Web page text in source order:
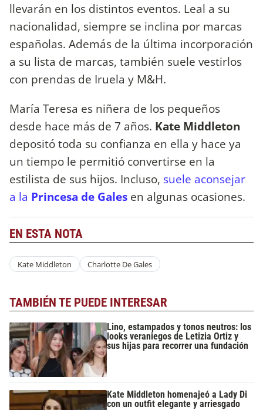
llevarán en los distintos eventos. Leal a su
nacionalidad, siempre se inclina por marcas
españolas. Además de la última incorporación
a su lista de marcas, también suele vestirlos
con prendas de Iruela y M&H.
María Teresa es niñera de los pequeños
desde hace más de 7 años. Kate Middleton
depositó toda su confianza en ella y hace ya
un tiempo le permitió convertirse en la
estilista de sus hijos. Incluso, suele aconsejar
a la Princesa de Gales en algunas ocasiones.
EN ESTA NOTA
Kate Middleton Charlotte De Gales
TAMBIÉN TE PUEDE INTERESAR
Lino, estampados y tonos neutros: los
looks veraniegos de Letizia Ortiz y
sus hijas para recorrer una fundación
Kate Middleton homenajeó a Lady Di
con un outfit elegante y arriesgado